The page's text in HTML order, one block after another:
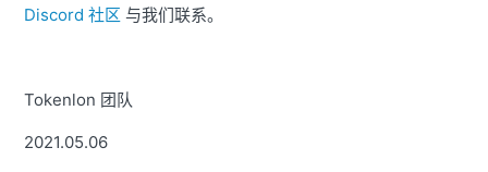
Discord 社区 与我们联系。
Tokenlon 团队
2021.05.06